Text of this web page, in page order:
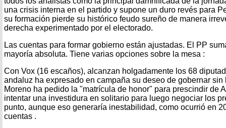
una crisis interna en el partido y supone un duro revés para
su formación pierde su histórico feudo sureño de manera
derecha experimentado por el electorado.
Las cuentas para formar gobierno están ajustadas. El PP
mayoría absoluta. Tiene varias opciones sobre la mesa :
Con Vox (16 escaños), alcanzan holgadamente los 68
andaluz ha expresado en campaña su deseo de gobernar
Moreno ha pedido la "matrícula de honor" para prescindir de
intentar una investidura en solitario para luego negociar los
punto, aunque eso generaría inestabilidad, como ocurrió en
cuentas .